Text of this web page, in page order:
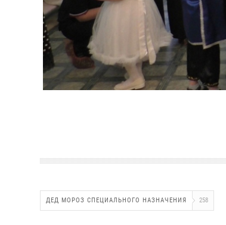
ДЕД МОРОЗ СПЕЦИАЛЬНОГО НАЗНАЧЕНИЯ 258